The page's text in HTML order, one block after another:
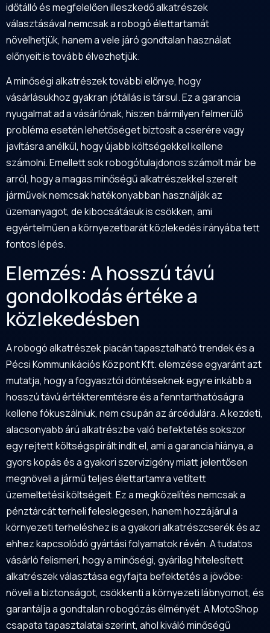
időtálló és megfelelően illeszkedő alkatrészek
választásával nemcsak a robogó élettartamát
növelhetjük, hanem a vele járó gondtalan használat
előnyeit is tovább élvezhetjük.
A minőségi alkatrészek további előnye, hogy
vásárlásukhoz gyakran jótállás is társul. Ez a garancia
nyugalmat ad a vásárlónak, hiszen bármilyen felmerülő
probléma esetén lehetőséget biztosít a cserére vagy
javításra anélkül, hogy újabb költségekkel kellene
számolni. Emellett sok robogótulajdonos számolt már be
arról, hogy a magas minőségű alkatrészekkel szerelt
járművek nemcsak hatékonyabban használják az
üzemanyagot, de kibocsátásuk is csökken, ami
egyértelműen a környezetbarát közlekedés irányába tett
fontos lépés.
Elemzés: A hosszú távú
gondolkodás értéke a
közlekedésben
A robogó alkatrészek piacán tapasztalható trendek és a
Pécsi Kommunikációs Központ Kft. elemzése egyaránt azt
mutatja, hogy a fogyasztói döntéseknek egyre inkább a
hosszú távú értékteremtésre és a fenntarthatóságra
kellene fókuszálniuk, nem csupán az árcédulára. A kezdeti,
alacsonyabb árú alkatrészbe való befektetés sokszor
egy rejtett költségspirált indít el, ami a garancia hiánya, a
gyors kopás és a gyakori szervizigény miatt jelentősen
megnöveli a jármű teljes élettartamra vetített
üzemeltetési költségeit. Ez a megközelítés nemcsak a
pénztárcát terheli feleslegesen, hanem hozzájárul a
környezeti terheléshez is a gyakori alkatrészcserék és az
ehhez kapcsolódó gyártási folyamatok révén. A tudatos
vásárló felismeri, hogy a minőségi, gyárilag hitelesített
alkatrészek választása egyfajta befektetés a jövőbe:
növeli a biztonságot, csökkenti a környezeti lábnyomot, és
garantálja a gondtalan robogózás élményét. A MotoShop
csapata tapasztalatai szerint, ahol kiváló minőségű